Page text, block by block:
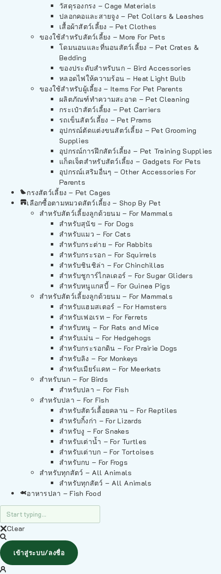
วัสดุรองกรง – Cage Materials
ปลอกคอและสายจูง – Pet Collars & Leashes
เสื้อผ้าสัตว์เลี้ยง – Pet Clothes
ของใช้สำหรับสัตว์เลี้ยง – More For Pets
โดมนอนและที่นอนสัตว์เลี้ยง – Pet Crates &
Bedding
ของประดับสำหรับนก – Bird Accessories
หลอดไฟให้ความร้อน – Heat Light Bulb
ของใช้สำหรับผู้เลี้ยง – Items For Pet Parents
ผลิตภัณฑ์ทำความสะอาด – Pet Cleaning
กระเป๋าสัตว์เลี้ยง – Pet Carriers
รถเข็นสัตว์เลี้ยง – Pet Prams
อุปกรณ์ตัดแต่งขนสัตว์เลี้ยง – Pet Grooming
Supplies
อุปกรณ์การฝึกสัตว์เลี้ยง – Pet Training Supplies
แก็ดเจ็ตสำหรับสัตว์เลี้ยง – Gadgets For Pets
อุปกรณ์เสริมอื่นๆ – Other Accessories For
Parents
กรงสัตว์เลี้ยง – Pet Cages
เลือกซื้อตามหมวดสัตว์เลี้ยง – Shop By Pet
สำหรับสัตว์เลี้ยงลูกด้วยนม – For Mammals
สำหรับสุนัข – For Dogs
สำหรับแมว – For Cats
สำหรับกระต่าย – For Rabbits
สำหรับกระรอก – For Squirrels
สำหรับชินชิล่า – For Chinchillas
สำหรับชูการ์ไกลเดอร์ – For Sugar Gliders
สำหรับหนูแกสบี้ – For Guinea Pigs
สำหรับสัตว์เลี้ยงลูกด้วยนม – For Mammals
สำหรับแฮมสเตอร์ – For Hamsters
สำหรับเฟอเรท – For Ferrets
สำหรับหนู – For Rats and Mice
สำหรับเม่น – For Hedgehogs
สำหรับกระรอกดิน – For Prairie Dogs
สำหรับลิง – For Monkeys
สำหรับเมียร์แคท – For Meerkats
สำหรับนก – For Birds
สำหรับปลา – For Fish
สำหรับปลา – For Fish
สำหรับสัตว์เลื้อยคลาน – For Reptiles
สำหรับกิ้งก่า – For Lizards
สำหรับงู – For Snakes
สำหรับเต่าน้ำ – For Turtles
สำหรับเต่าบก – For Tortoises
สำหรับกบ – For Frogs
สำหรับทุกสัตว์ – All Animals
สำหรับทุกสัตว์ – All Animals
อาหารปลา – Fish Food
Clear
เข้าสู่ระบบ/ลงชื่อ